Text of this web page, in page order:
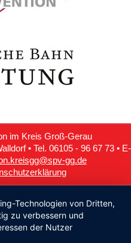
im Kreis Groß-Gerau
• Tel. 06105 - 96 67 73 • E-
gg.de
Technologien von Dritten,
zu verbessern und
der Nutzer